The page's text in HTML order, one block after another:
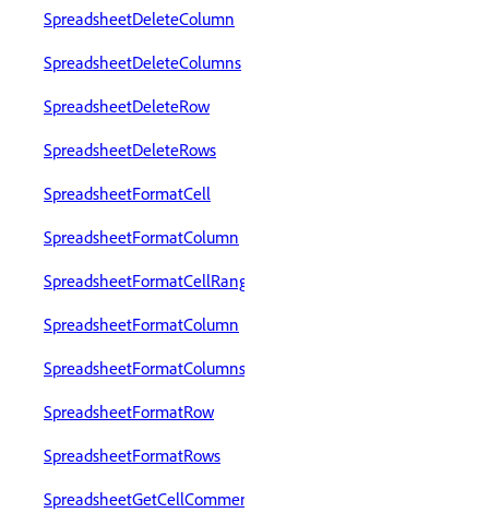
SpreadsheetDeleteColumn
SpreadsheetDeleteColumns
SpreadsheetDeleteRow
SpreadsheetDeleteRows
SpreadsheetFormatCell
SpreadsheetFormatColumn
SpreadsheetFormatCellRange
SpreadsheetFormatColumn
SpreadsheetFormatColumns
SpreadsheetFormatRow
SpreadsheetFormatRows
SpreadsheetGetCellComment